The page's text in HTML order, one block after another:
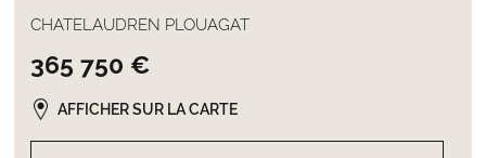
CHATELAUDREN PLOUAGAT
365 750 €
AFFICHER SUR LA CARTE